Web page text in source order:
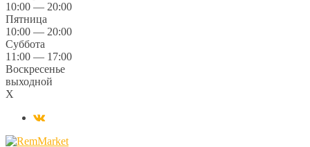
10:00 — 20:00
Пятница
10:00 — 20:00
Суббота
11:00 — 17:00
Воскресенье
выходной
X